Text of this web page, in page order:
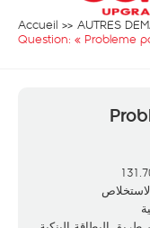
Accueil
AUTRES
Question: « Probleme